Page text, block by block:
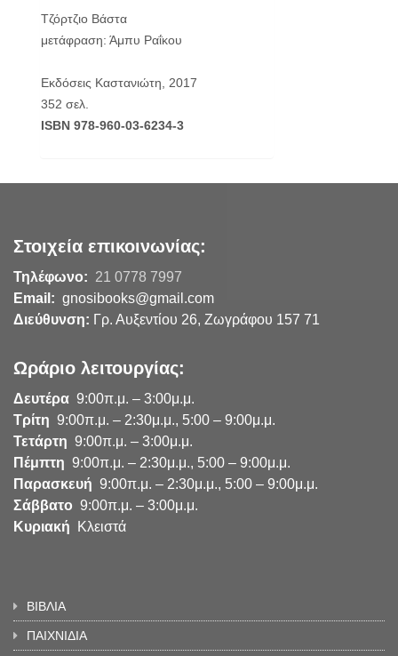
Τζόρτζιο Βάστα
μετάφραση: Άμπυ Ραΐκου
Εκδόσεις Καστανιώτη, 2017
352 σελ.
ISBN 978-960-03-6234-3
Στοιχεία επικοινωνίας:
Τηλέφωνο: 21 0778 7997
Email: gnosibooks@gmail.com
Διεύθυνση: Γρ. Αυξεντίου 26, Ζωγράφου 157 71
Ωράριο λειτουργίας:
Δευτέρα 9:00π.μ. – 3:00μ.μ.
Τρίτη 9:00π.μ. – 2:30μ.μ., 5:00 – 9:00μ.μ.
Τετάρτη 9:00π.μ. – 3:00μ.μ.
Πέμπτη 9:00π.μ. – 2:30μ.μ., 5:00 – 9:00μ.μ.
Παρασκευή 9:00π.μ. – 2:30μ.μ., 5:00 – 9:00μ.μ.
Σάββατο 9:00π.μ. – 3:00μ.μ.
Κυριακή Κλειστά
ΒΙΒΛΙΑ
ΠΑΙΧΝΙΔΙΑ